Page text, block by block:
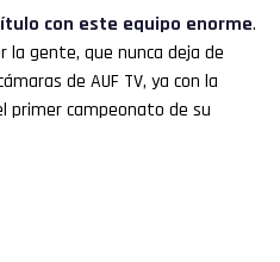
con este equipo enorme.
la gente, que nunca deja de
de AUF TV, ya con la
primer campeonato de su